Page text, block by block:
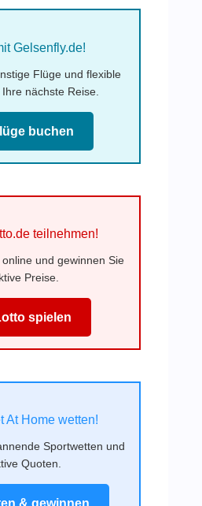
Gelsenfly.de!
Flüge und flexible
nächste Reise.
buchen
teilnehmen!
und gewinnen Sie
Preise.
spielen
At Home wetten!
Sportwetten und
Quoten.
& gewinnen